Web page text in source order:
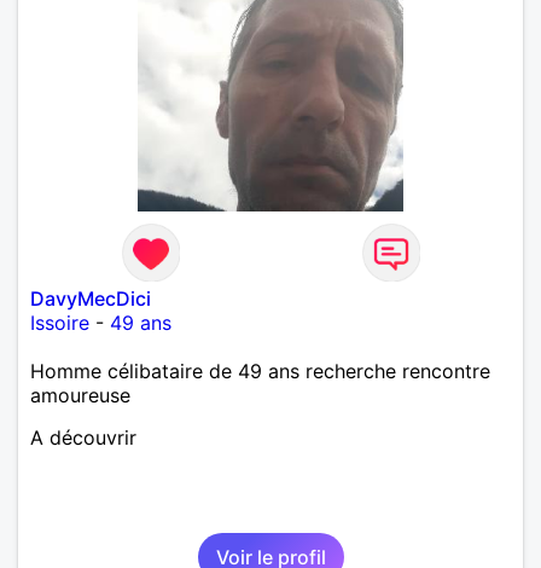
DavyMecDici
Issoire - 49 ans
Homme célibataire de 49 ans recherche rencontre
amoureuse
A découvrir
Voir le profil